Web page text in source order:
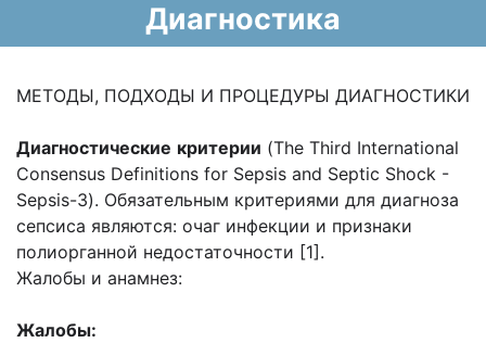
Диагностика
МЕТОДЫ, ПОДХОДЫ И ПРОЦЕДУРЫ ДИАГНОСТИКИ
Диагностические критерии (The Third International
Consensus Definitions for Sepsis and Septic Shock -
Sepsis-3). Обязательным критериями для диагноза
сепсиса являются: очаг инфекции и признаки
полиорганной недостаточности [1].
Жалобы и анамнез:
Жалобы: